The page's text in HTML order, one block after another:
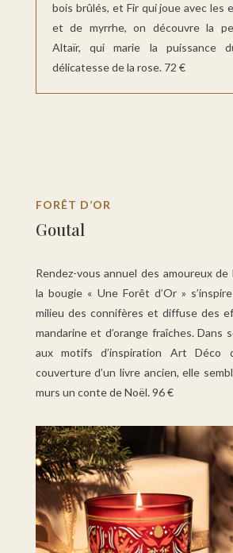
bois brûlés, et Fir qui joue avec les
et de myrrhe, on découvre la
Altaïr, qui marie la puissance
délicatesse de la rose. 72 €
FORÊT D’OR
Goutal
Rendez-vous annuel des amoureux de
la bougie « Une Forêt d’Or »
milieu des connifères et diffuse des
mandarine et d’orange fraîches. Dans
aux motifs d’inspiration Art Déco
couverture d’un livre ancien, elle
murs un conte de Noël. 96 €